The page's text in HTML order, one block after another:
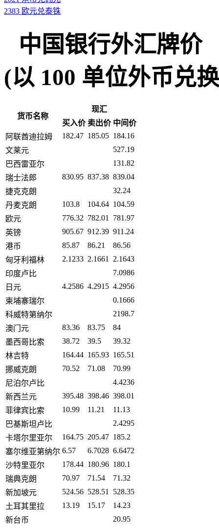
2383 欧元兑泰铢
中国银行外汇牌价
(以 100 单位外币兑
货币名称
现汇
买入价 卖出价 中间价
阿联酋迪拉姆
182.47 185.05 184.16
文莱元
527.19
巴西雷亚尔
131.82
瑞士法郎
830.95 837.38 839.04
捷克克朗
32.24
丹麦克朗
103.8 104.64 104.59
欧元
776.32 782.01
781.97
英镑
905.67 912.39 911.24
港币
85.87 86.21
86.56
匈牙利福林
2.1233 2.1661
2.1643
印度卢比
7.0986
日元
4.2586 4.2915 4.2956
柬埔寨瑞尔
0.1666
科威特第纳尔
2198.7
澳门元
83.36 83.75
84
墨西哥比索
38.72 39.5
39.32
林吉特
164.44 165.93 165.51
挪威克朗
70.52 71.08
70.99
尼泊尔卢比
4.4236
新西兰元
395.48 398.46 398.01
菲律宾比索
10.99 11.21
11.13
巴基斯坦卢比
2.4295
卡塔尔里亚尔
164.75 205.47 185.2
塞尔维亚第纳尔 6.57 6.7028 6.6472
沙特里亚尔
178.44 180.96 180.1
瑞典克朗
70.97 71.54
71.32
新加坡元
524.56 528.51
528.35
土耳其里拉
13.19 15.17
14.23
新台币
20.95